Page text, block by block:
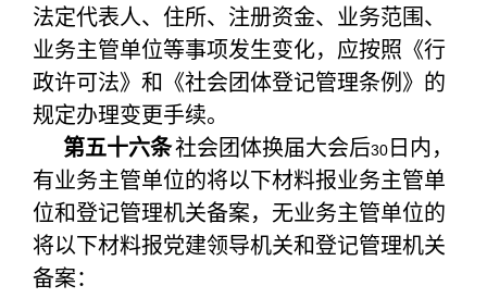
法定代表人、住所、注册资金、业务范围、
业务主管单位等事项发生变化，应按照《行
政许可法》和《社会团体登记管理条例》的
规定办理变更手续。
第五十六条社会团体换届大会后30 日内，
有业务主管单位的将以下材料报业务主管单
位和登记管理机关备案，无业务主管单位的
将以下材料报党建领导机关和登记管理机关
备案：